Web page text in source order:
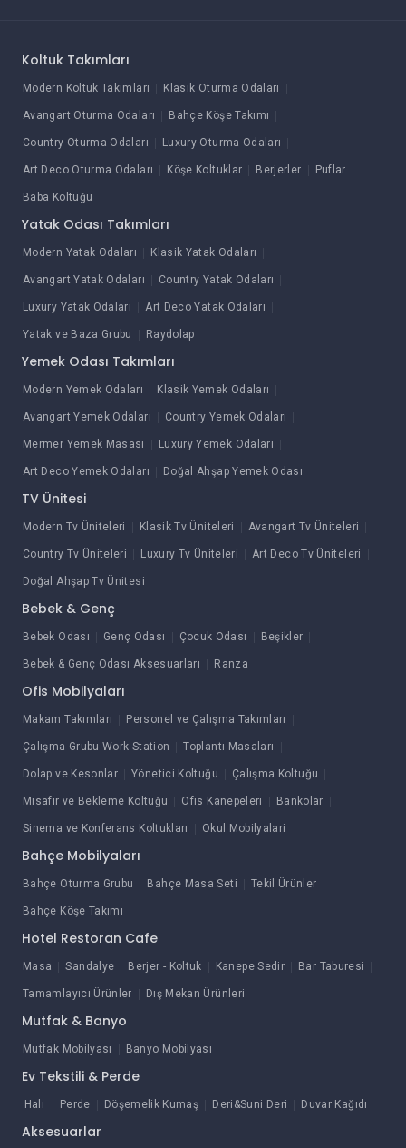
Koltuk Takımları
Modern Koltuk Takımları Klasik Oturma Odaları
Avangart Oturma Odaları Bahçe Köşe Takımı
Country Oturma Odaları Luxury Oturma Odaları
Art Deco Oturma Odaları Köşe Koltuklar Berjerler Puflar
Baba Koltuğu
Yatak Odası Takımları
Modern Yatak Odaları Klasik Yatak Odaları
Avangart Yatak Odaları Country Yatak Odaları
Luxury Yatak Odaları Art Deco Yatak Odaları
Yatak ve Baza Grubu Raydolap
Yemek Odası Takımları
Modern Yemek Odaları Klasik Yemek Odaları
Avangart Yemek Odaları Country Yemek Odaları
Mermer Yemek Masası Luxury Yemek Odaları
Art Deco Yemek Odaları Doğal Ahşap Yemek Odası
TV Ünitesi
Modern Tv Üniteleri Klasik Tv Üniteleri Avangart Tv Üniteleri
Country Tv Üniteleri Luxury Tv Üniteleri Art Deco Tv Üniteleri
Doğal Ahşap Tv Ünitesi
Bebek & Genç
Bebek Odası Genç Odası Çocuk Odası Beşikler
Bebek & Genç Odası Aksesuarları Ranza
Ofis Mobilyaları
Makam Takımları Personel ve Çalışma Takımları
Çalışma Grubu-Work Station Toplantı Masaları
Dolap ve Kesonlar Yönetici Koltuğu Çalışma Koltuğu
Misafir ve Bekleme Koltuğu Ofis Kanepeleri Bankolar
Sinema ve Konferans Koltukları Okul Mobilyalari
Bahçe Mobilyaları
Bahçe Oturma Grubu Bahçe Masa Seti Tekil Ürünler
Bahçe Köşe Takımı
Hotel Restoran Cafe
Masa Sandalye Berjer - Koltuk Kanepe Sedir Bar Taburesi
Tamamlayıcı Ürünler Dış Mekan Ürünleri
Mutfak & Banyo
Mutfak Mobilyası Banyo Mobilyası
Ev Tekstili & Perde
Halı Perde Döşemelik Kumaş Deri&Suni Deri Duvar Kağıdı
Aksesuarlar